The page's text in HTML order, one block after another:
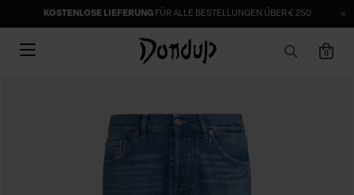
KOSTENLOSE LIEFERUNGFÜR ALLE BESTELLUNGEN ÜBER € 250
0